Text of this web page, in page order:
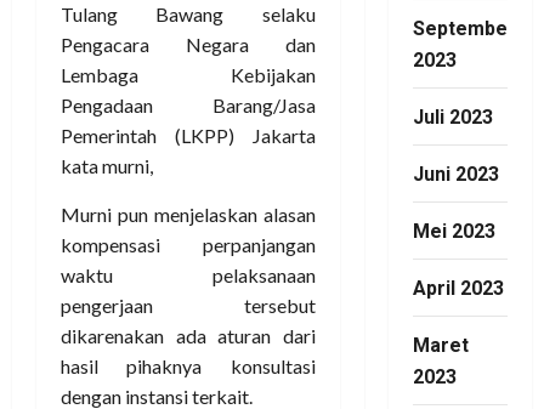
Tulang Bawang selaku
Pengacara Negara dan
Lembaga Kebijakan
Pengadaan Barang/Jasa
Pemerintah (LKPP) Jakarta
kata murni,
Murni pun menjelaskan alasan
kompensasi perpanjangan
waktu pelaksanaan
pengerjaan tersebut
dikarenakan ada aturan dari
hasil pihaknya konsultasi
dengan instansi terkait.
September
2023
Juli 2023
Juni 2023
Mei 2023
April 2023
Maret
2023